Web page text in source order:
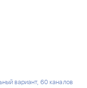
вариант, 60 каналов